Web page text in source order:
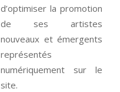
d’optimiser la promotion
de ses artistes
nouveaux et émergents
représentés
numériquement sur le
site.